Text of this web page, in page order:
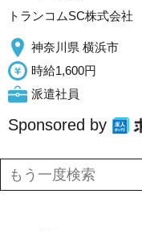
トランコムSC株式会社
神奈川県 横浜市
時給1,600円
派遣社員
Sponsored by